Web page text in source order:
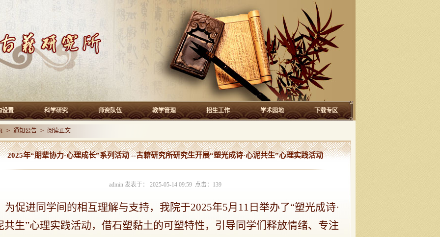
设置 科学研究 师资队伍 教学管理 招生工作 学术园地 下载专区
> 通知公告 > 阅读正文
2025年“朋辈协力·心理成长”系列活动 --古籍研究所研究生开展“塑光成诗·心泥共生”心理实践活动
admin 发表于： 2025-05-14 09:59 点击： 139
为促进同学间的相互理解与支持，我院于2025年5月11日举办了“塑光成诗·
共生”心理实践活动，借石塑黏土的可塑特性，引导同学们释放情绪、专注